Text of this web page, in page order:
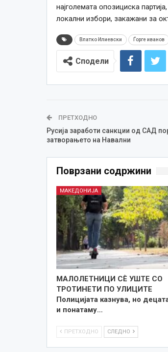
најголемата опозициска
локални избори, закажани за
Влатко Илиевски Ѓорге иванов
Сподели
ПРЕТХОДНО
Русија заработи санкции од САД
затворањето на Навални
Поврзани содржини
МАКЕДОНИЈА
МАЛОЛЕТНИЦИ СÈ УШТЕ СО
ТРОТИНЕТИ ПО УЛИЦИТЕ
Полицијата казнува, но
и понатаму…
ПРЕТХОДНО СЛЕДНО